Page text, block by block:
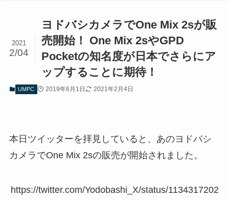
ヨドバシカメラでOne Mix 2sが販
売開始！ One Mix 2sやGPD
Pocketの知名度が日本でさらにア
ップすることに期待！
2021
2/04
UMPC 2019年6月1日 2021年2月4日
本日ツイッターを拝見していると、あのヨドバシ
カメラでOne Mix 2sの販売が開始されました。
https://twitter.com/Yodobashi_X/status/1134317202